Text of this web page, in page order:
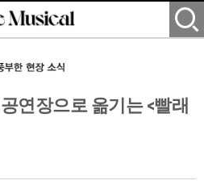
연장으로 옮기는 <빨래